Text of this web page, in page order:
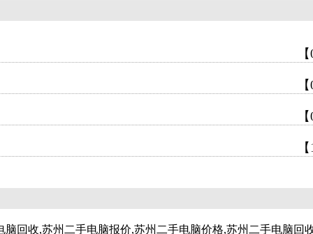
回收,苏州二手电脑报价,苏州二手电脑价格,苏州二手电脑回